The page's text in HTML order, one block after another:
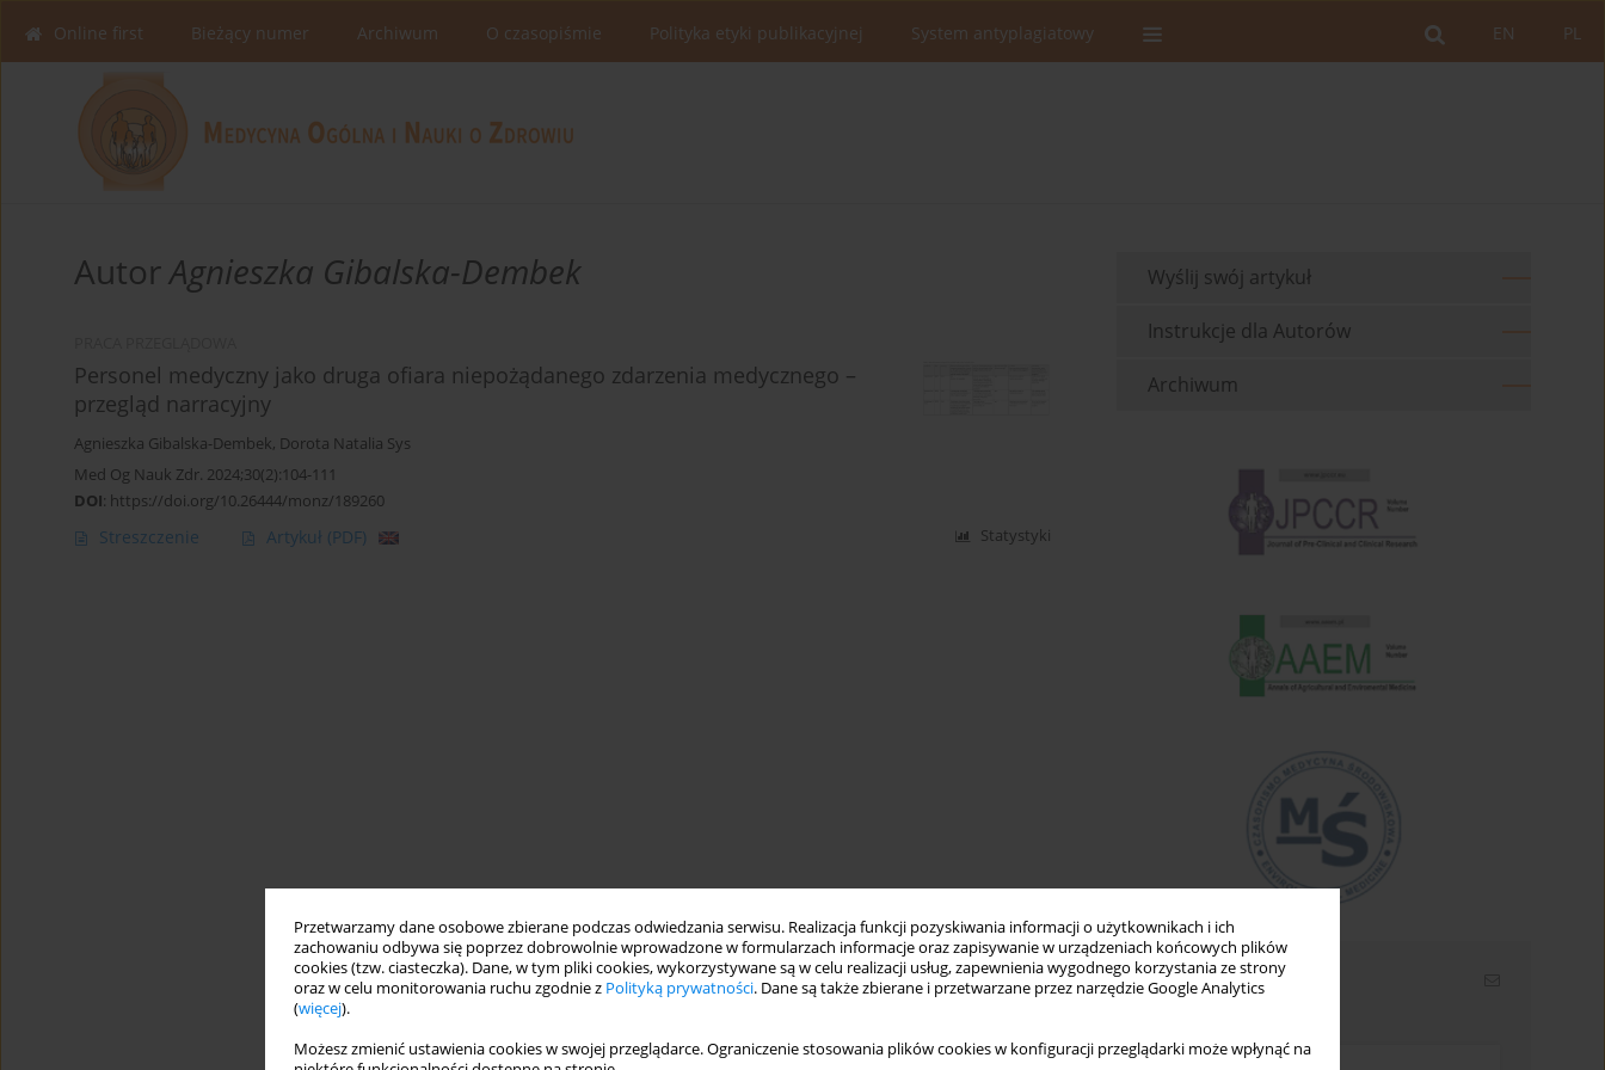
Przetwarzamy dane osobowe zbierane podczas odwiedzania serwisu. Realizacja funkcji pozyskiwania informacji o użytkownikach i ich
zachowaniu odbywa się poprzez dobrowolnie wprowadzone w formularzach informacje oraz zapisywanie w urządzeniach końcowych plików
cookies (tzw. ciasteczka). Dane, w tym pliki cookies, wykorzystywane są w celu realizacji usług, zapewnienia wygodnego korzystania ze strony
oraz w celu monitorowania ruchu zgodnie z Polityką prywatności. Dane są także zbierane i przetwarzane przez narzędzie Google Analytics
(więcej).
Możesz zmienić ustawienia cookies w swojej przeglądarce. Ograniczenie stosowania plików cookies w konfiguracji przeglądarki może wpłynąć na
PL
EN
Online first Bieżący numer Archiwum O czasopiśmie Polityka etyki publikacyjnej System antyplagiatowy
AutorAgnieszka Gibalska-Dembek
Personel medyczny jako druga ofiara niepożądanego zdarzenia medycznego –
przegląd narracyjny
Agnieszka Gibalska-Dembek, Dorota Natalia Sys
Med Og Nauk Zdr. 2024;30(2):104-111
DOI: https://doi.org/10.26444/monz/189260
Streszczenie Artykuł (PDF) Statystyki
Wyślij swój artykuł
Instrukcje dla Autorów
Archiwum
Newsletter